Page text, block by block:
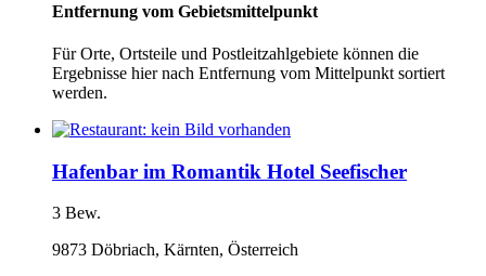
Entfernung vom Gebietsmittelpunkt
Für Orte, Ortsteile und Postleitzahlgebiete können die
Ergebnisse hier nach Entfernung vom Mittelpunkt sortiert
werden.
Hafenbar im Romantik Hotel Seefischer
3 Bew.
9873 Döbriach, Kärnten, Österreich